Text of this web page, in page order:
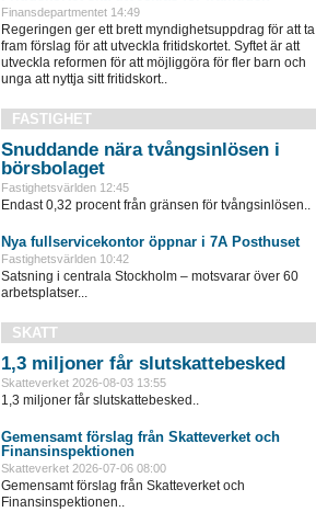
Finansdepartmentet 14:49
Regeringen ger ett brett myndighetsuppdrag för att ta
fram förslag för att utveckla fritidskortet. Syftet är att
utveckla reformen för att möjliggöra för fler barn och
unga att nyttja sitt fritidskort..
FASTIGHET
Snuddande nära tvångsinlösen i
börsbolaget
Fastighetsvärlden 12:45
Endast 0,32 procent från gränsen för tvångsinlösen..
Nya fullservicekontor öppnar i 7A Posthuset
Fastighetsvärlden 10:42
Satsning i centrala Stockholm – motsvarar över 60
arbetsplatser...
SKATT
1,3 miljoner får slutskattebesked
Skatteverket 2026-08-03 13:55
1,3 miljoner får slutskattebesked..
Gemensamt förslag från Skatteverket och
Finansinspektionen
Skatteverket 2026-07-06 08:00
Gemensamt förslag från Skatteverket och
Finansinspektionen..